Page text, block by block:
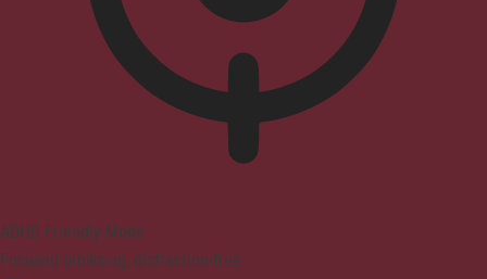
ADHD Friendly Mode
Focused browsing, distraction-free